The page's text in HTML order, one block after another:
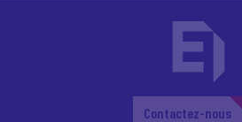
Contactez-nous